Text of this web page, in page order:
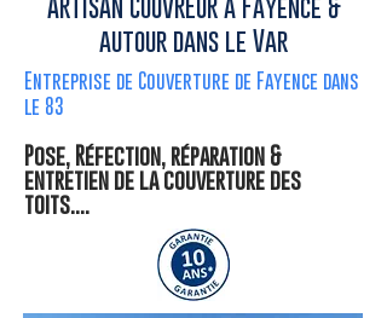
autour dans le Var
Entreprise de Couverture de Fayence dans
le 83
Pose, Réfection, réparation &
entretien de la couverture des
toits....